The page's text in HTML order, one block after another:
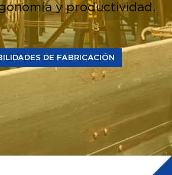
y productividad.
DE FABRICACIÓN